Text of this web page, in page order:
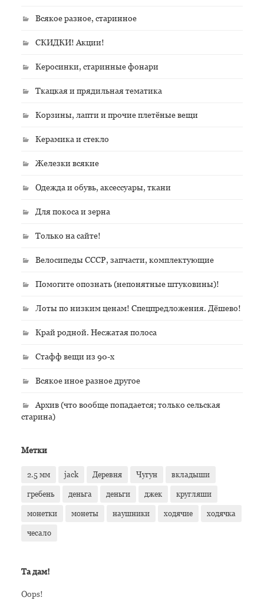
Всякое разное, старинное
СКИДКИ! Акции!
Керосинки, старинные фонари
Ткацкая и прядильная тематика
Корзины, лапти и прочие плетёные вещи
Керамика и стекло
Железки всякие
Одежда и обувь, аксессуары, ткани
Для покоса и зерна
Только на сайте!
Велосипеды СССР, запчасти, комплектующие
Помогите опознать (непонятные штуковины)!
Лоты по низким ценам! Спецпредложения. Дёшево!
Край родной. Несжатая полоса
Стафф вещи из 90-х
Всякое иное разное другое
Архив (что вообще попадается; только сельская
старина)
Метки
2.5 мм jack Деревня Чугун вкладыши
гребень деньга деньги джек кругляши
монетки монеты наушники ходячие ходячка
чесало
Та дам!
Oops!